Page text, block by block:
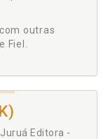
outras
Fiel.
Editora -